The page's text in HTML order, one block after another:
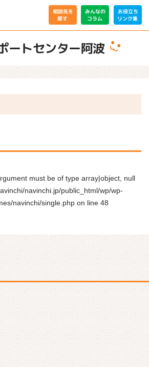
相談先を
探す
みんなの
コラム
お役立ち
リンク集
ートセンター阿波
must be of type array|object, null
navinchi.jp/public_html/wp/wp-
navinchi/single.phpon line 48